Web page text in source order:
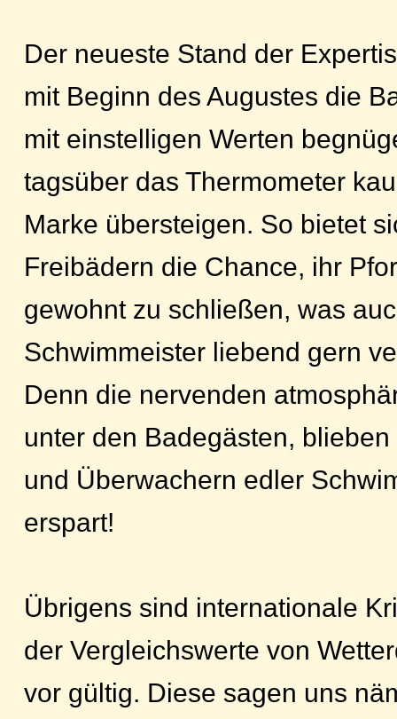
Der neueste Stand der
mit Beginn des Augustes die
mit einstelligen Werten
tagsüber das Thermometer
Marke übersteigen. So bietet
Freibädern die Chance, ihr
gewohnt zu schließen, was
Schwimmeister liebend gern
Denn die nervenden
unter den Badegästen,
und Überwachern edler
erspart!
Übrigens sind internationale
der Vergleichswerte von
vor gültig. Diese sagen uns